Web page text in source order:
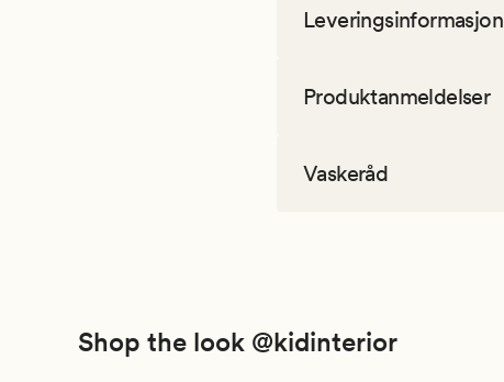
Leveringsinformasjon
Produktanmeldelser
Vaskeråd
Shop the look @kidinterior